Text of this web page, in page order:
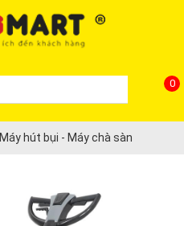
0
Máy hút bụi - Máy chà sàn